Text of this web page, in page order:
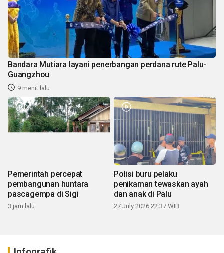
Bandara Mutiara layani penerbangan perdana rute Palu-
Guangzhou
9 menit lalu
Pemerintah percepat
pembangunan huntara
pascagempa di Sigi
3 jam lalu
Polisi buru pelaku
penikaman tewaskan ayah
dan anak di Palu
27 July 2026 22:37 WIB